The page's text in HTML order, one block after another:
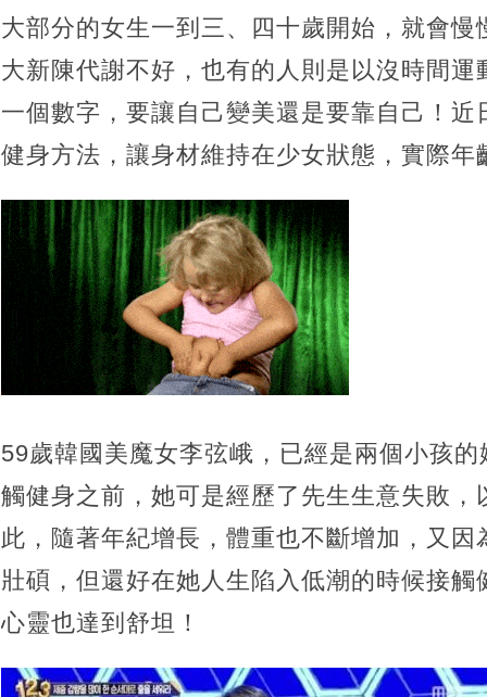
大部分的女生一到三、四十歲開始，就會
大新陳代謝不好，也有的人則是以沒時間
一個數字，要讓自己變美還是要靠自己！
健身方法，讓身材維持在少女狀態，實際年
59歲韓國美魔女李弦峨，已經是兩個小孩
觸健身之前，她可是經歷了先生生意失敗
此，隨著年紀增長，體重也不斷增加，又
壯碩，但還好在她人生陷入低潮的時候接
心靈也達到舒坦！